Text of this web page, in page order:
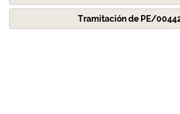
Tramitación de PE/